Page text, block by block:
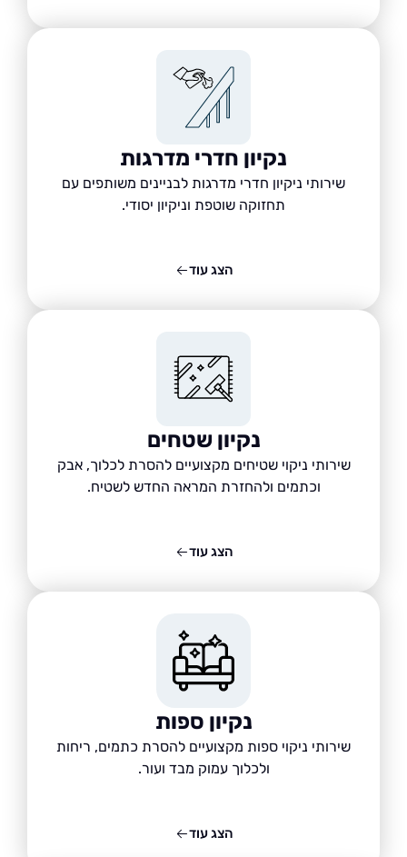
נקיון חדרי מדרגות
שירותי ניקיון חדרי מדרגות לבניינים משותפים עם
תחזוקה שוטפת וניקיון יסודי.
נקיון שטחים
שירותי ניקוי שטיחים מקצועיים להסרת לכלוך, אבק
וכתמים ולהחזרת המראה החדש לשטיח.
נקיון ספות
שירותי ניקוי ספות מקצועיים להסרת כתמים, ריחות
ולכלוך עמוק מבד ועור.